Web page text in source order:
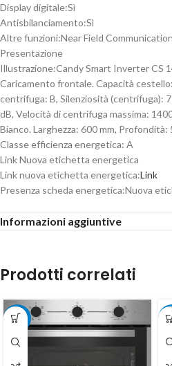
Display digitale:Sì
Antisbilanciamento:Sì
Altre funzioni:Near Field
Presentazione
Illustrazione:Candy Smart Inverter CS
Caricamento frontale. Capacità
centrifuga: B, Silenziosità (centrifuga):
dB, Velocità di centrifuga massima:
Bianco. Larghezza: 600 mm, Profondità:
Classe efficienza energetica: A
Link Nuova etichetta energetica
Link nuova etichetta energetica:Link
Presenza scheda energetica:Nuova
Informazioni aggiuntive
Prodotti correlati
-9% -